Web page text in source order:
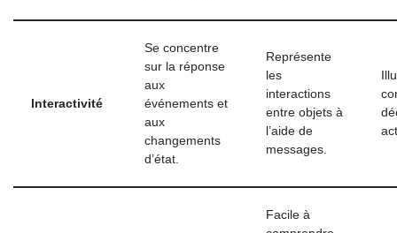
Interactivité
Se concentre
sur la réponse
aux
événements et
aux
changements
d’état.
Représente
les
interactions
entre objets à
l’aide de
messages.
Facile à